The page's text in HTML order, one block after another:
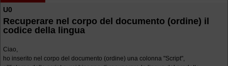
U0
Recuperare nel corpo del documento (ordine) il
codice della lingua
Ciao,
ho inserito nel corpo del documento (ordine) una colonna "Script",